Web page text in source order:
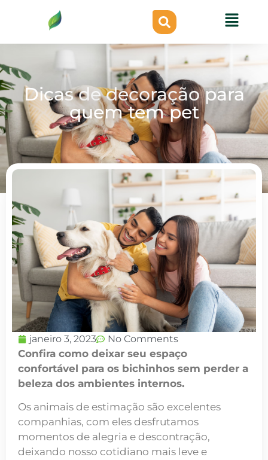
Dicas de decoração para
quem tem pet
janeiro 3, 2023 No Comments
Confira como deixar seu espaço
confortável para os bichinhos sem perder a
beleza dos ambientes internos.
Os animais de estimação são excelentes
companhias, com eles desfrutamos
momentos de alegria e descontração,
deixando nosso cotidiano mais leve e